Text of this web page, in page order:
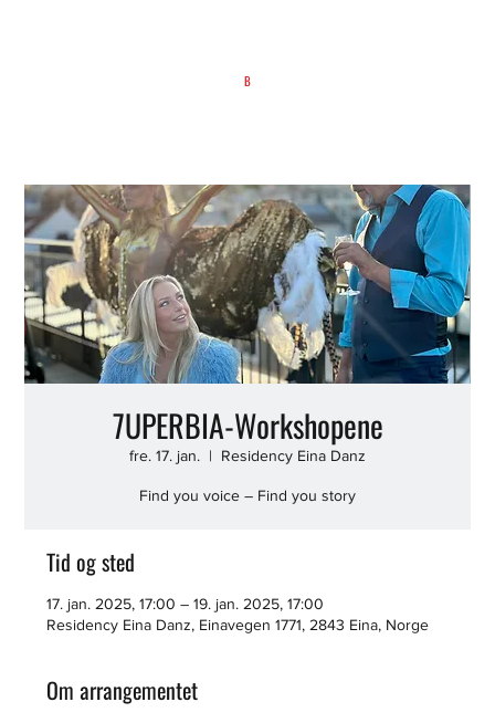
B
7UPERBIA-Workshopene
fre. 17. jan.
  |
Residency Eina Danz
Find you voice – Find you story
Tid og sted
17. jan. 2025, 17:00 – 19. jan. 2025, 17:00
Residency Eina Danz, Einavegen 1771, 2843 Eina, Norge
Om arrangementet